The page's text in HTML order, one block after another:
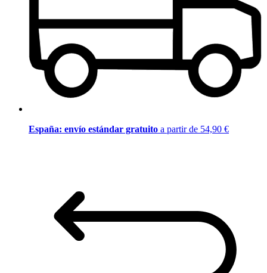
España: envío estándar gratuito a partir de 54,90 €